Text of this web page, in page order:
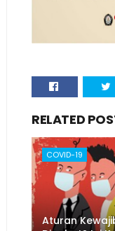
RELATED
COVID-19
Aturan